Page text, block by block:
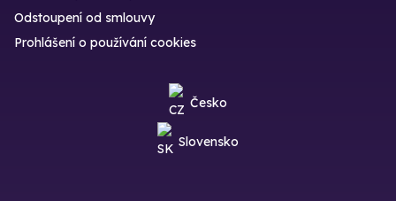
Odstoupení od smlouvy
Prohlášení o používání cookies
Česko
Slovensko